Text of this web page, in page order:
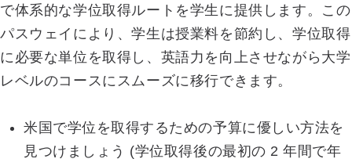
で体系的な学位取得ルートを学生に提供します。この
パスウェイにより、学生は授業料を節約し、学位取得
に必要な単位を取得し、英語力を向上させながら大学
レベルのコースにスムーズに移行できます。
米国で学位を取得するための予算に優しい方法を
見つけましょう (学位取得後の最初の 2 年間で年